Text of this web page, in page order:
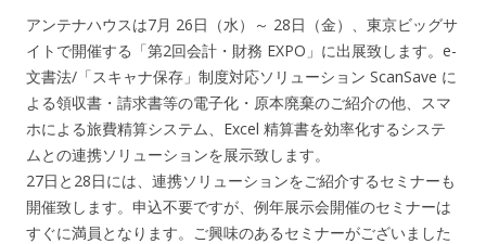
アンテナハウスは7月 26日（水）～ 28日（金）、東京ビッグサ
イトで開催する「第2回会計・財務 EXPO」に出展致します。e-
文書法/「スキャナ保存」制度対応ソリューション ScanSave に
よる領収書・請求書等の電子化・原本廃棄のご紹介の他、スマ
ホによる旅費精算システム、Excel 精算書を効率化するシステ
ムとの連携ソリューションを展示致します。
27日と28日には、連携ソリューションをご紹介するセミナーも
開催致します。申込不要ですが、例年展示会開催のセミナーは
すぐに満員となります。ご興味のあるセミナーがございました